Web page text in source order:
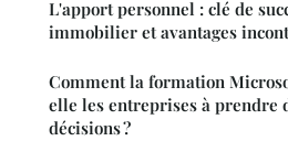
L'apport personnel : clé de
immobilier et avantages
Comment la formation
elle les entreprises à prendre
décisions ?